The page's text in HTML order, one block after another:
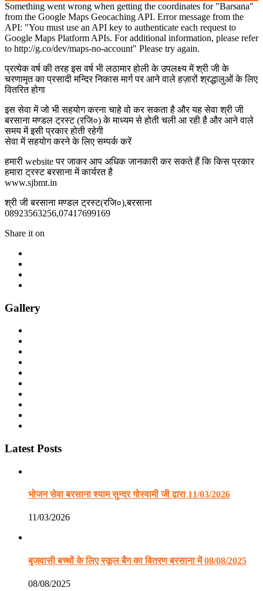
Something went wrong when getting the coordinates for "Barsana"
from the Google Maps Geocaching API. Error message from the
API: "You must use an API key to authenticate each request to
Google Maps Platform APIs. For additional information, please refer
to http://g.co/dev/maps-no-account" Please try again.
प्रत्येक वर्ष की तरह इस वर्ष भी लठामार होली के उपलक्ष्य में श्री जी के
चरणामृत का प्रसादी मन्दिर निकास मार्ग पर आने वाले हज़ारों श्रद्धालुओं के लिए
वितरित होगा
इस सेवा में जो भी सहयोग करना चाहे वो कर सकता है और यह सेवा श्री जी
बरसाना मण्डल ट्रस्ट (रजि०) के माध्यम से होती चली आ रही है और आने वाले
समय में इसी प्रकार होती रहेगी
सेवा में सहयोग करने के लिए सम्पर्क करें
हमारी website पर जाकर आप अधिक जानकारी कर सकते हैं कि किस प्रकार
हमारा ट्रस्ट बरसाना में कार्यरत है
www.sjbmt.in
श्री जी बरसाना मण्डल ट्रस्ट(रजि०),बरसाना
08923563256,07417699169
Share it on
Gallery
Latest Posts
भोजन सेवा बरसाना श्याम सुन्दर गोस्वामी जी द्वारा 11/03/2026
11/03/2026
बृजवासी बच्चों के लिए स्कूल बैग का वितरण बरसाना में 08/08/2025
08/08/2025